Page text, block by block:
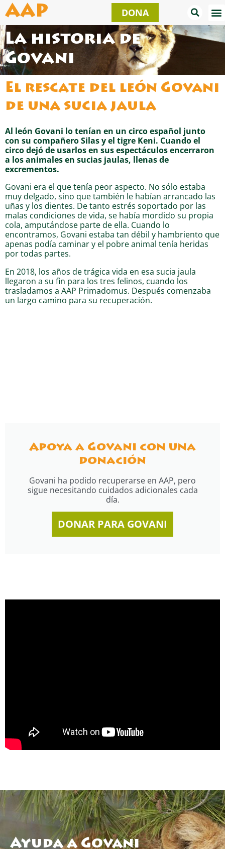
al
contenido
AAP DONA
La historia de
Govani
El rescate del león Govani
de una sucia jaula
Al león Govani lo tenían en un circo español junto
con su compañero Silas y el tigre Keni. Cuando el
circo dejó de usarlos en sus espectáculos encerraron
a los animales en sucias jaulas, llenas de
excrementos.
Govani era el que tenía peor aspecto. No sólo estaba
muy delgado, sino que también le habían arrancado las
uñas y los dientes. De tanto estrés soportado por las
malas condiciones de vida, se había mordido su propia
cola, amputándose parte de ella. Cuando lo
encontramos, Govani estaba tan débil y hambriento que
apenas podía caminar y el pobre animal tenía heridas
por todas partes.
En 2018, los años de trágica vida en esa sucia jaula
llegaron a su fin para los tres felinos, cuando los
trasladamos a AAP Primadomus. Después comenzaba
un largo camino para su recuperación.
Apoya a Govani con una
donación
Govani ha podido recuperarse en AAP, pero
sigue necesitando cuidados adicionales cada
día.
DONAR PARA GOVANI
Ayuda a Govani